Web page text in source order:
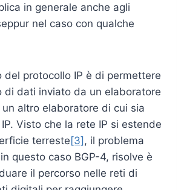
in generale anche agli
nel caso con qualche
del protocollo IP è di permettere
di dati inviato da un elaboratore
altro elaboratore di cui sia
IP. Visto che la rete IP si estende
terreste[3], il problema
questo caso BGP-4, risolve è
il percorso nelle reti di